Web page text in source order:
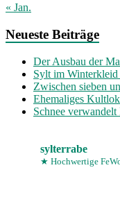
« Jan.
Neueste Beiträge
Der Ausbau der
Sylt im
Zwischen sieben
Ehemaliges
Schnee
sylterrabe
★ Hochwertige